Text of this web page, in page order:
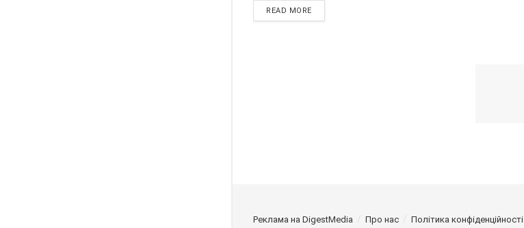
READ MORE
Реклама на DigestMedia Про нас Політика конфіденційності